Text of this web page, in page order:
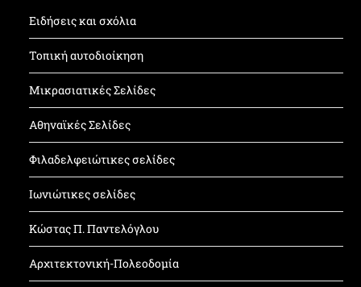
Ειδήσεις και σχόλια
Τοπική αυτοδιοίκηση
Μικρασιατικές Σελίδες
Αθηναϊκές Σελίδες
Φιλαδελφειώτικες σελίδες
Ιωνιώτικες σελίδες
Κώστας Π. Παντελόγλου
Αρχιτεκτονική-Πολεοδομία